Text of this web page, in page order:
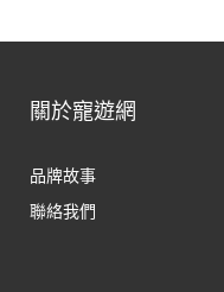
關於寵遊網
品牌故事
聯絡我們